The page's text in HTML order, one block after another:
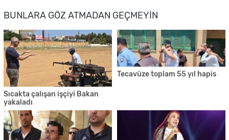
BUNLARA GÖZ ATMADAN GEÇMEYIN
Sıcakta çalışan işçiyi Bakan
yakaladı
Tecavüze toplam 55 yıl hapis